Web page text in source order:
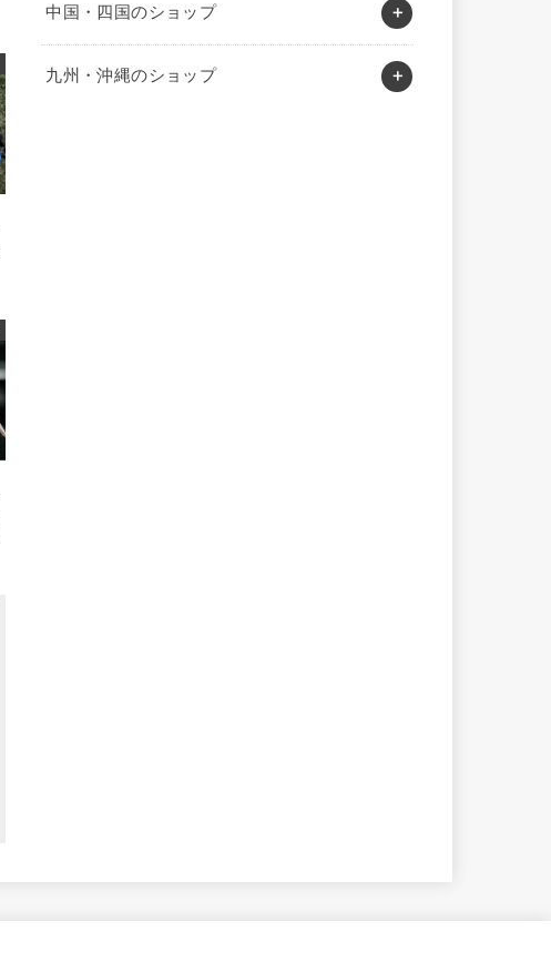
中国・四国のショップ
九州・沖縄のショップ